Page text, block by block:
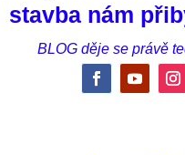
stavba nám
BLOG děje se právě